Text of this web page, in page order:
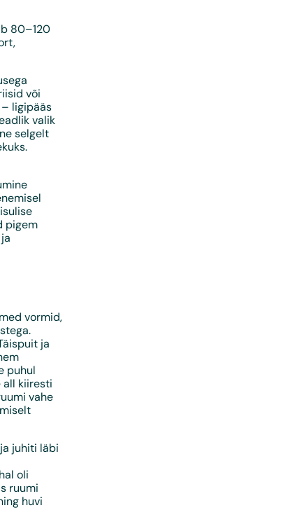
80–120
või
ligipääs
valik
selgelt
pigem
vormid,
ja
puhul
all kiiresti
vahe
juhiti läbi
oli
ruumi
huvi